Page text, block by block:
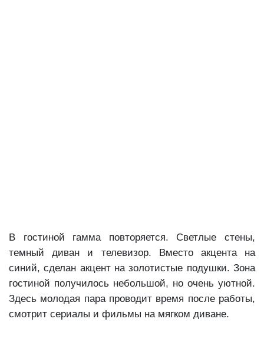
В гостиной гамма повторяется. Светлые стены,
темный диван и телевизор. Вместо акцента на
синий, сделан акцент на золотистые подушки. Зона
гостиной получилось небольшой, но очень уютной.
Здесь молодая пара проводит время после работы,
смотрит сериалы и фильмы на мягком диване.